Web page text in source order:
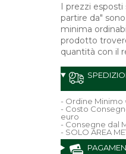
I prezzi esposti
partire da"
minima
prodotto
quantità con il
- Ordine Minimo
- Costo
euro
- Consegne dal
- SOLO AREA